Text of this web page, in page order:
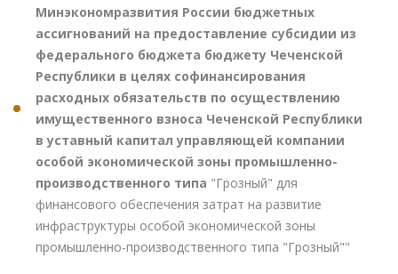
Минэкономразвития России бюджетных
ассигнований на предоставление субсидии из
федерального бюджета бюджету Чеченской
Республики в целях софинансирования
расходных обязательств по осуществлению
имущественного взноса Чеченской Республики
в уставный капитал управляющей компании
особой экономической зоны промышленно-
производственного типа "Грозный" для
финансового обеспечения затрат на развитие
инфраструктуры особой экономической зоны
промышленно-производственного типа "Грозный""